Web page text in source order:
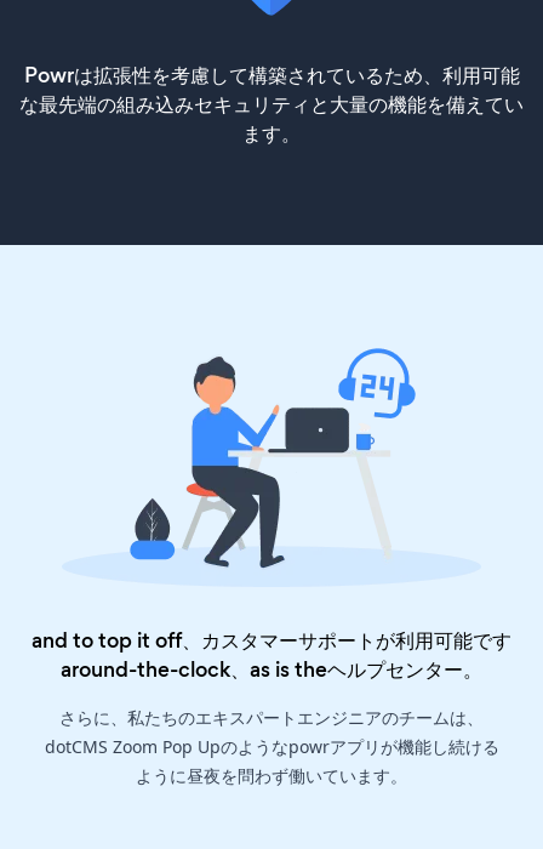
Powrは拡張性を考慮して構築されているため、利用可能
な最先端の組み込みセキュリティと大量の機能を備えてい
ます。
and to top it off、カスタマーサポートが利用可能です
around-the-clock、as is theヘルプセンター。
さらに、私たちのエキスパートエンジニアのチームは、
dotCMS Zoom Pop Upのようなpowrアプリが機能し続ける
ように昼夜を問わず働いています。